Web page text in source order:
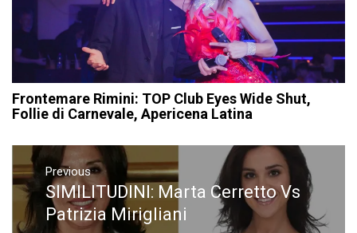
Frontemare Rimini: TOP Club Eyes Wide Shut,
Follie di Carnevale, Apericena Latina
Navigazione
articoli
Previous
Previous
post:
SIMILITUDINI: Marta Cerretto Vs
Patrizia Mirigliani